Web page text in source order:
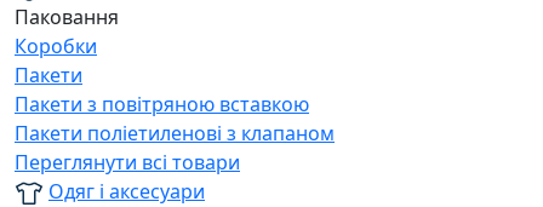
Паковання
Коробки
Пакети
Пакети з повітряною вставкою
Пакети поліетиленові з клапаном
Переглянути всі товари
Одяг і аксесуари